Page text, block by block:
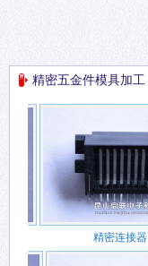
精密五金件模具加工
精密连接器